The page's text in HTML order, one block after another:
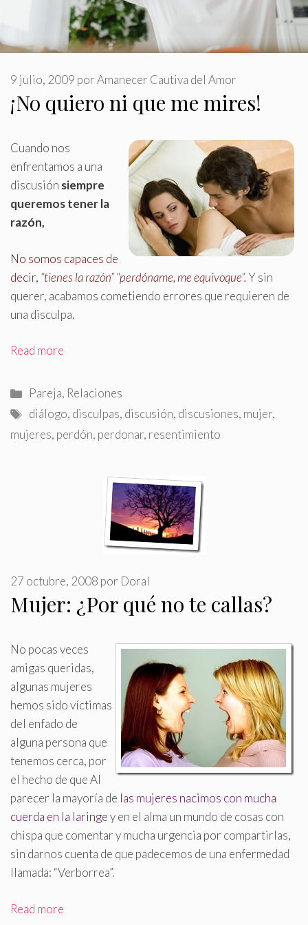
¡No quiero ni que me mires!
9 julio, 2009 porAmanecer Cautiva del Amor
Cuando nos
enfrentamos a una
discusión siempre
queremos tener la
razón,
No somos capaces de
decir, “tienes la razón” “perdóname, me equivoque”. Y sin
querer, acabamos cometiendo errores que requieren de
una disculpa.
Read more
Categorías
Pareja, Relaciones
Etiquetas
diálogo, disculpas, discusión, discusiones, mujer,
mujeres, perdón, perdonar, resentimiento
Mujer: ¿Por qué no te callas?
27 octubre, 2008 por Doral
No pocas veces
amigas queridas,
algunas mujeres
hemos sido víctimas
del enfado de
alguna persona que
tenemos cerca, por
el hecho de queAl
parecer la mayoría de las mujeres nacimos con mucha
cuerda en la laringey en el alma un mundo de cosas con
chispa que comentar y mucha urgencia por compartirlas,
sin darnos cuenta de que padecemos de una enfermedad
llamada: “Verborrea”.
Read more